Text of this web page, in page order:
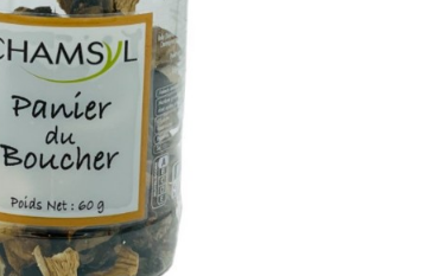
Céréales et mélanges - graines
Légumes secs
Pâtes
Riz